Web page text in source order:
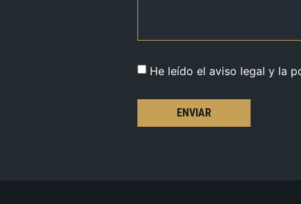
He leído el aviso legal y la
ENVIAR